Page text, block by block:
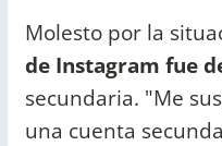
Molesto por la
de Instagram fue
secundaria. "Me
una cuenta